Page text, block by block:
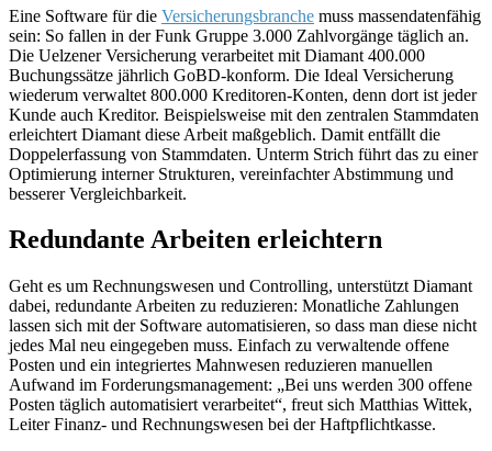
Eine Software für die Versicherungsbranche muss massendatenfähig
sein: So fallen in der Funk Gruppe 3.000 Zahlvorgänge täglich an.
Die Uelzener Versicherung verarbeitet mit Diamant 400.000
Buchungssätze jährlich GoBD-konform. Die Ideal Versicherung
wiederum verwaltet 800.000 Kreditoren-Konten, denn dort ist je­der
Kunde auch Kreditor. Beispielsweise mit den zentralen Stammdaten
erleichtert Diamant diese Arbeit maßgeblich. Damit entfällt die
Doppelerfassung von Stammdaten. Unterm Strich führt das zu einer
Optimierung interner Strukturen, vereinfachter Abstimmung und
besserer Vergleichbarkeit.
Redundante Arbeiten erleichtern
Geht es um Rechnungswesen und Controlling, unterstützt Diamant
dabei, re­dundante Arbeiten zu reduzieren: Monatliche Zahlungen
lassen sich mit der Software automatisieren, so dass man diese nicht
jedes Mal neu eingegeben muss. Einfach zu verwaltende offene
Posten und ein integriertes Mahnwesen reduzieren manuellen
Aufwand im Forderungsmanagement: „Bei uns werden 300 offene
Posten täglich automatisiert verarbeitet“, freut sich Matthias Wittek,
Leiter Finanz- und Rechnungswesen bei der Haftpflichtkasse.